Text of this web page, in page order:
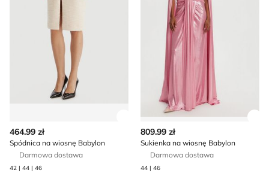
464.99 zł
Spódnica na wiosnę Babylon
Darmowa dostawa
42 | 44 | 46
809.99 zł
Sukienka na wiosnę Babylon
Darmowa dostawa
44 | 46